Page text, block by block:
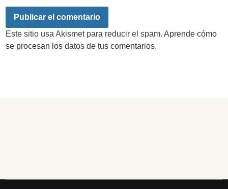
Este sitio usa Akismet para reducir el spam.Aprende cómo
se procesan los datos de tus comentarios.